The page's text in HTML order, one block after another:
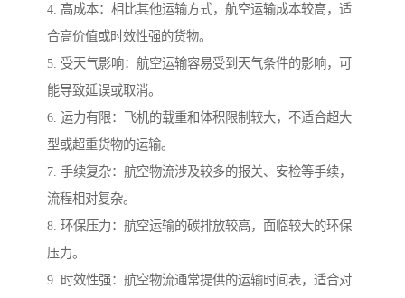
4. 高成本：相比其他运输方式，航空运输成本较高，适
合高价值或时效性强的货物。
5. 受天气影响：航空运输容易受到天气条件的影响，可
能导致延误或取消。
6. 运力有限：飞机的载重和体积限制较大，不适合超大
型或超重货物的运输。
7. 手续复杂：航空物流涉及较多的报关、安检等手续，
流程相对复杂。
8. 环保压力：航空运输的碳排放较高，面临较大的环保
压力。
9. 时效性强：航空物流通常提供的运输时间表，适合对